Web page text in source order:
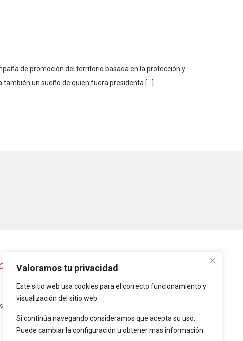
Valoramos tu privacidad
Este sitio web usa cookies para el correcto funcionamiento y
visualización del sitio web.
Si continúa navegando consideramos que acepta su uso.
Puede cambiar la configuración u obtener mas información.
de promoción del territorio basada en la protección y
un sueño de quien fuera presidenta […]
PLATAFORMAS
Intranet
Locales